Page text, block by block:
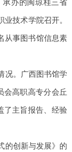
办的闽琼桂三省
技术学院召开。
从事图书馆信息素
况。广西图书馆学
会高职高专分会丘
了主旨报告、经验
的创新与发展》的